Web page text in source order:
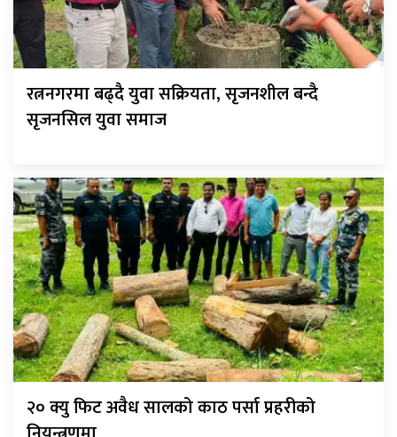
रत्ननगरमा बढ्दै युवा सक्रियता, सृजनशील बन्दै
सृजनसिल युवा समाज
२० क्यु फिट अवैध सालको काठ पर्सा प्रहरीको